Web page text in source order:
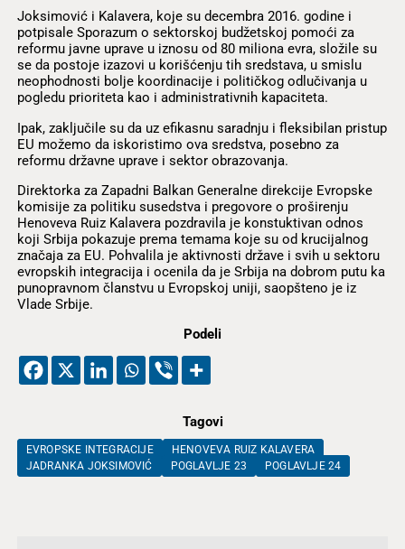
Joksimović i Kalavera, koje su decembra 2016. godine i
potpisale Sporazum o sektorskoj budžetskoj pomoći za
reformu javne uprave u iznosu od 80 miliona evra, složile su
se da postoje izazovi u korišćenju tih sredstava, u smislu
neophodnosti bolje koordinacije i političkog odlučivanja u
pogledu prioriteta kao i administrativnih kapaciteta.
Ipak, zaključile su da uz efikasnu saradnju i fleksibilan pristup
EU možemo da iskoristimo ova sredstva, posebno za
reformu državne uprave i sektor obrazovanja.
Direktorka za Zapadni Balkan Generalne direkcije Evropske
komisije za politiku susedstva i pregovore o proširenju
Henoveva Ruiz Kalavera pozdravila je konstuktivan odnos
koji Srbija pokazuje prema temama koje su od krucijalnog
značaja za EU. Pohvalila je aktivnosti države i svih u sektoru
evropskih integracija i ocenila da je Srbija na dobrom putu ka
punopravnom članstvu u Evropskoj uniji, saopšteno je iz
Vlade Srbije.
Podeli
Tagovi
EVROPSKE INTEGRACIJE
HENOVEVA RUIZ KALAVERA
JADRANKA JOKSIMOVIĆ
POGLAVLJE 23 POGLAVLJE 24